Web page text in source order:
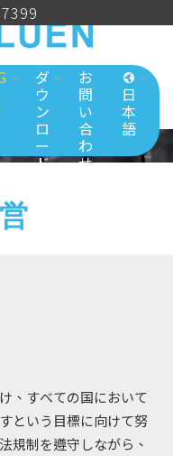
ダ
ウ
ン
ロ
ー
ド
お
問
い
合
わ
せ
日
本
語
、すべての国において
という目標に向けて努
規制を遵守しながら、